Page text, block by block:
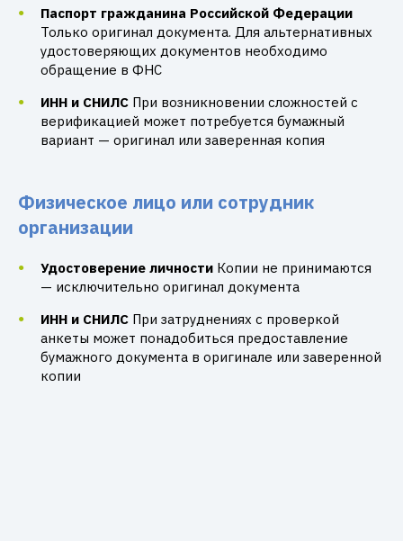
Паспорт гражданина Российской Федерации
Только оригинал документа. Для альтернативных
удостоверяющих документов необходимо
обращение в ФНС
ИНН и СНИЛС При возникновении сложностей с
верификацией может потребуется бумажный
вариант — оригинал или заверенная копия
Физическое лицо или сотрудник
организации
Удостоверение личности Копии не принимаются
— исключительно оригинал документа
ИНН и СНИЛС При затруднениях с проверкой
анкеты может понадобиться предоставление
бумажного документа в оригинале или заверенной
копии